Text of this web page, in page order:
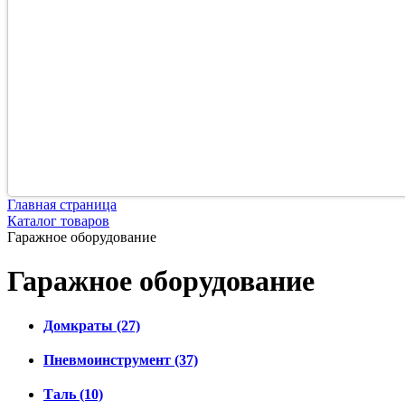
Главная страница
Каталог товаров
Гаражное оборудование
Гаражное оборудование
Домкраты (27)
Пневмоинструмент (37)
Таль (10)